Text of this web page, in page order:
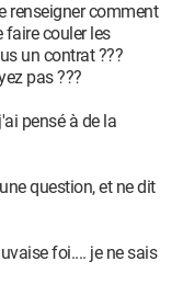
renseigner comment
faire couler les
un contrat ???
pas ???
pensé à de la
question, et ne dit
foi.... je ne sais